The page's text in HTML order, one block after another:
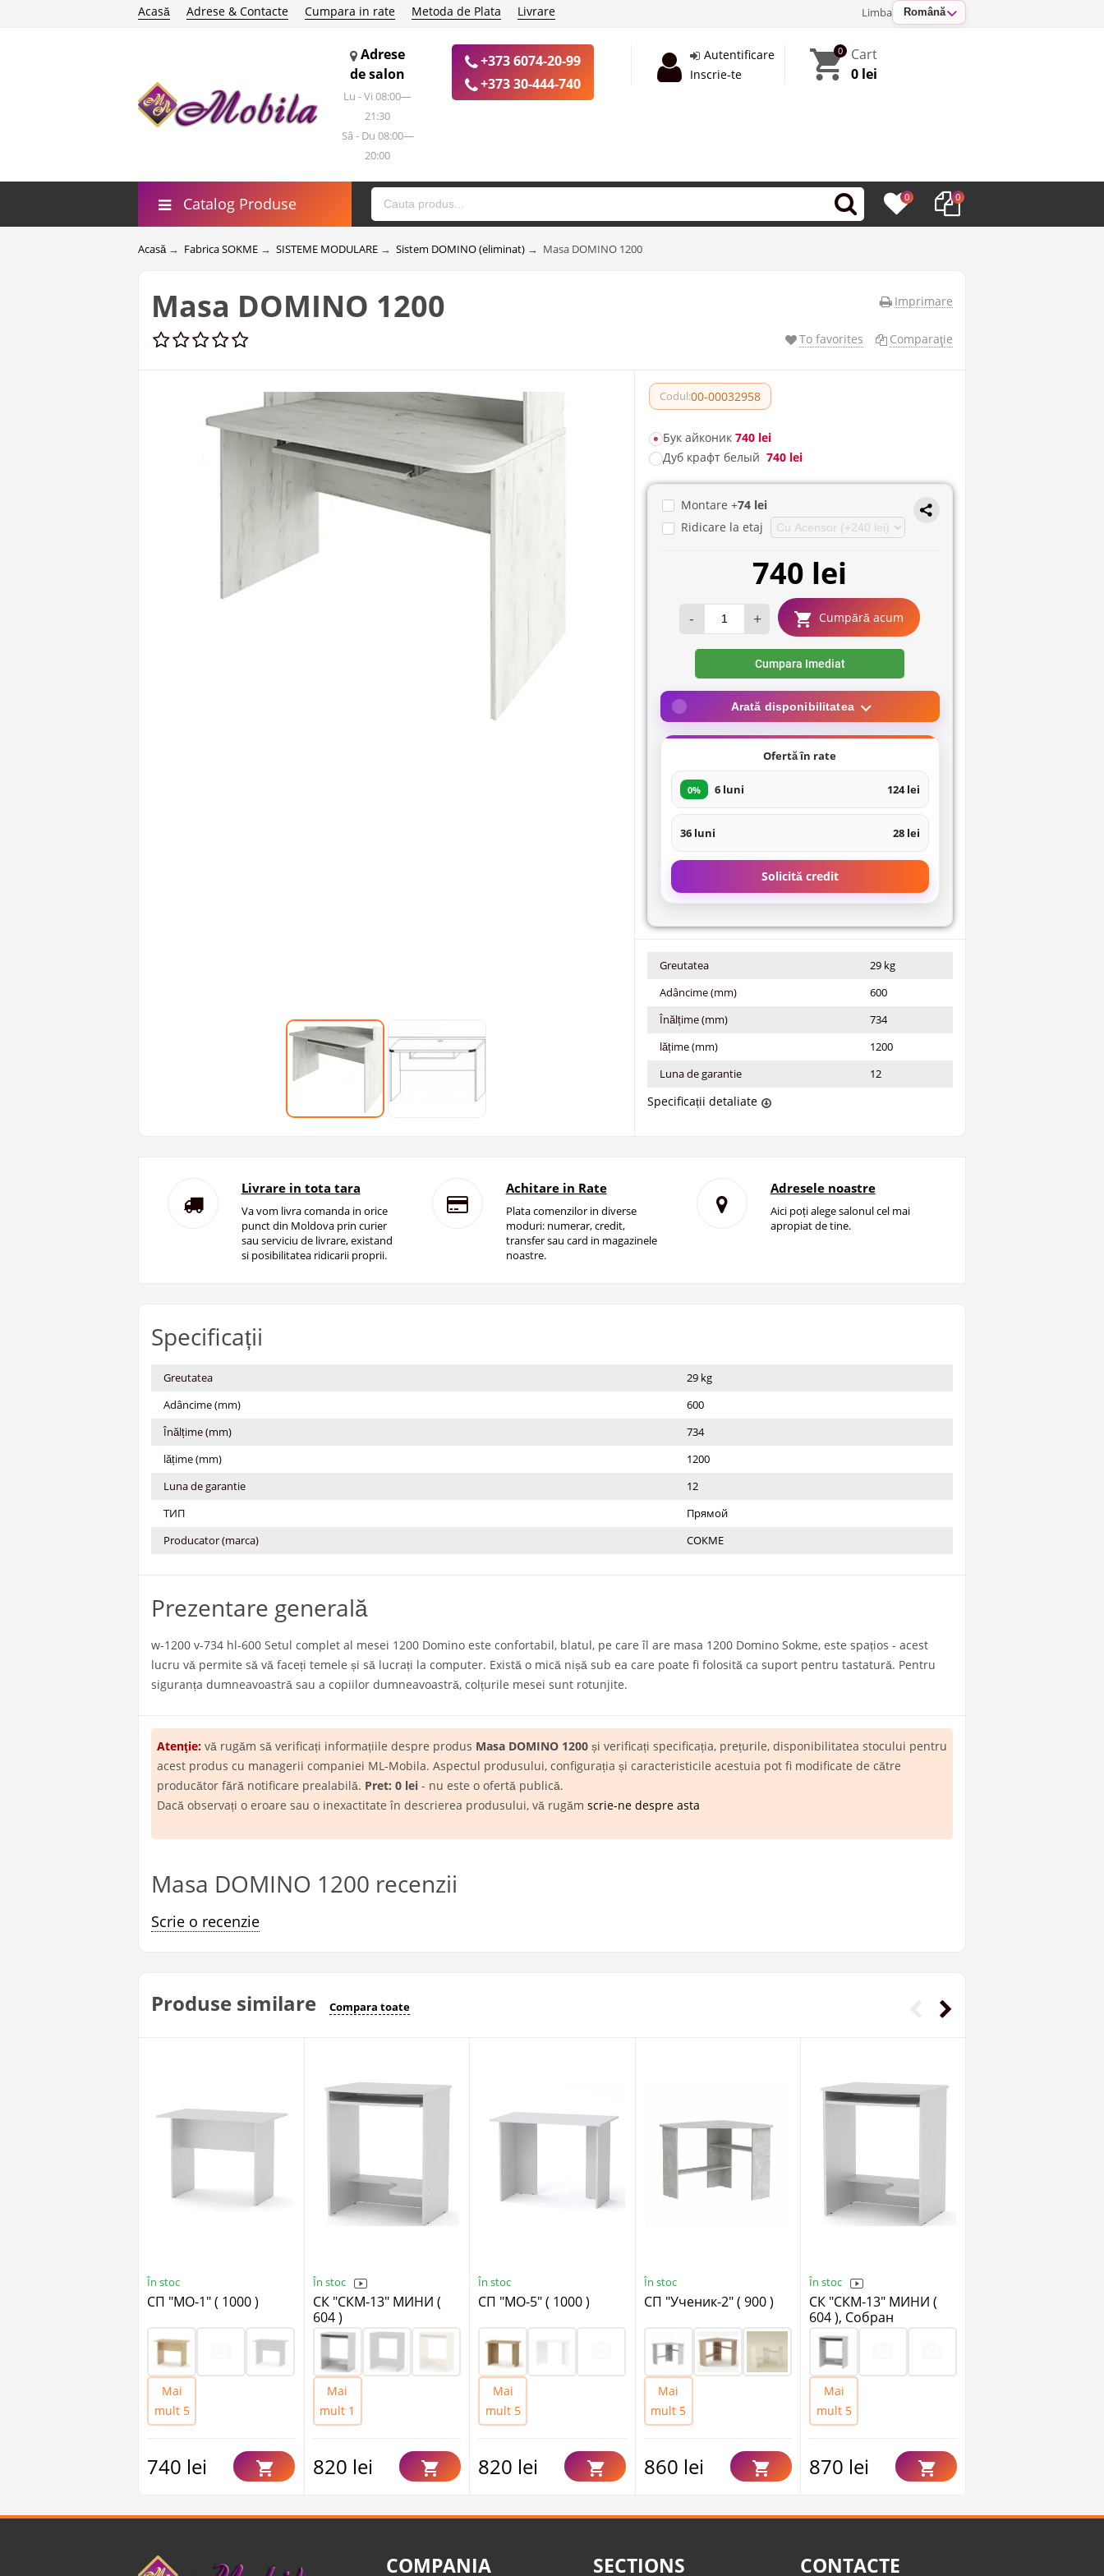
Limba Română
Acasă Adrese & Contacte Cumpara in rate Metoda de Plata Livrare
Adrese
de salon
Lu - Vi 08:00—
21:30
Sâ - Du 08:00—
20:00
+373 6074-20-99
+373 30-444-740
Autentificare
Inscrie-te
0
Cart
0 lei
Catalog Produse 0 0
Acasă → Fabrica SOKME → SISTEME MODULARE → Sistem DOMINO (eliminat) → Masa DOMINO 1200
Imprimare
Masa DOMINO 1200
To favorites Comparaţie
Codul:00-00032958
Бук айконик 740 lei
Дуб крафт белый 740 lei
Montare +74 lei
Ridicare la etaj
740 lei
- + Cumpără acum
Cumpara Imediat
Arată disponibilitatea
Ofertă în rate
0% 6 luni 124 lei
36 luni 28 lei
Solicită credit
Greutatea
29 kg
Adâncime (mm)
600
Înălțime (mm)
734
lățime (mm)
1200
Luna de garantie
12
Specificații detaliate
Livrare in tota tara
Va vom livra comanda in orice
punct din Moldova prin curier
sau serviciu de livrare, existand
si posibilitatea ridicarii proprii.
Achitare in Rate
Plata comenzilor in diverse
moduri: numerar, credit,
transfer sau card in magazinele
noastre.
Adresele noastre
Aici poți alege salonul cel mai
apropiat de tine.
Specificații
Greutatea
29 kg
Adâncime (mm)
600
Înălțime (mm)
734
lățime (mm)
1200
Luna de garantie
12
ТИП
Прямой
Producator (marca)
СОКМЕ
Prezentare generală
w-1200 v-734 hl-600 Setul complet al mesei 1200 Domino este confortabil, blatul, pe care îl are masa 1200 Domino Sokme, este spațios - acest
lucru vă permite să vă faceți temele și să lucrați la computer. Există o mică nișă sub ea care poate fi folosită ca suport pentru tastatură. Pentru
siguranța dumneavoastră sau a copiilor dumneavoastră, colțurile mesei sunt rotunjite.
Atenţie: vă rugăm să verificați informațiile despre produs Masa DOMINO 1200 și verificați specificația, prețurile, disponibilitatea stocului pentru
acest produs cu managerii companiei ML-Mobila. Aspectul produsului, configurația și caracteristicile acestuia pot fi modificate de către
producător fără notificare prealabilă. Pret: 0 lei - nu este o ofertă publică.
Dacă observați o eroare sau o inexactitate în descrierea produsului, vă rugăm scrie-ne despre asta
Masa DOMINO 1200 recenzii
Scrie o recenzie
Produse similare Compara toate
În stoc
СП "МО-1" ( 1000 )
Mai
mult 5
740 lei
În stoc
СК "СКМ-13" МИНИ (
604 )
Mai
mult 1
820 lei
În stoc
СП "МО-5" ( 1000 )
Mai
mult 5
820 lei
În stoc
СП "Ученик-2" ( 900 )
Mai
mult 5
860 lei
În stoc
СК "СКМ-13" МИНИ (
604 ), Собран
Mai
mult 5
870 lei
COMPANIA SECTIONS CONTACTE